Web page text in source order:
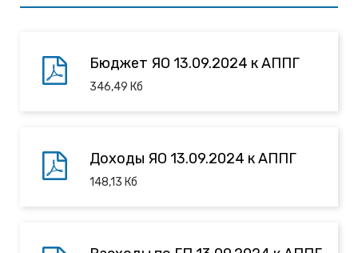
Бюджет ЯО 13.09.2024 к АППГ
346,49 Кб
Доходы ЯО 13.09.2024 к АППГ
148,13 Кб